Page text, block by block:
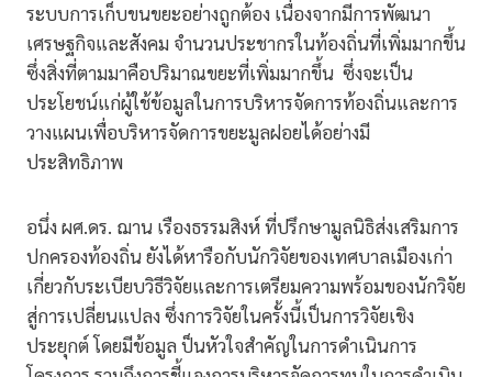
ระบบการเก็บขนขยะอย่างถูกต้อง เนื่องจากมีการพัฒนา
เศรษฐกิจและสังคม จำนวนประชากรในท้องถิ่นที่เพิ่มมากขึ้น
ซึ่งสิ่งที่ตามมาคือปริมาณขยะที่เพิ่มมากขึ้น ซึ่งจะเป็น
ประโยชน์แก่ผู้ใช้ข้อมูลในการบริหารจัดการท้องถิ่นและการ
วางแผนเพื่อบริหารจัดการขยะมูลฝอยได้อย่างมี
ประสิทธิภาพ
อนึ่ง ผศ.ดร. ฌาน เรืองธรรมสิงห์ ที่ปรึกษามูลนิธิส่งเสริมการ
ปกครองท้องถิ่น ยังได้หารือกับนักวิจัยของเทศบาลเมืองเก่า
เกี่ยวกับระเบียบวิธีวิจัยและการเตรียมความพร้อมของนักวิจัย
สู่การเปลี่ยนแปลง ซึ่งการวิจัยในครั้งนี้เป็นการวิจัยเชิง
ประยุกต์ โดยมีข้อมูล ป็นหัวใจสำคัญในการดำเนินการ